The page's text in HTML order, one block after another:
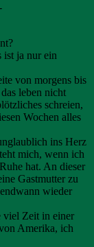
ist ja nur ein
von morgens bis
leben nicht
schreien,
Wochen alles
ins Herz
mich, wenn ich
hat. An dieser
Gastmutter zu
wieder
viel Zeit in einer
Amerika, ich